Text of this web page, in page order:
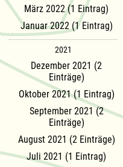
März 2022 (1 Eintrag)
Januar 2022 (1 Eintrag)
2021
Dezember 2021 (2
Einträge)
Oktober 2021 (1 Eintrag)
September 2021 (2
Einträge)
August 2021 (2 Einträge)
Juli 2021 (1 Eintrag)